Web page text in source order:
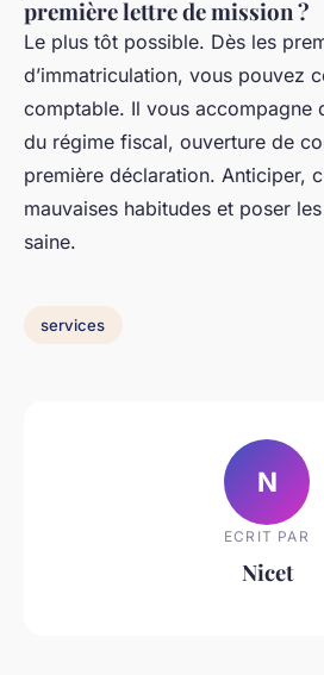
première lettre de mission ?
Le plus tôt possible. Dès les
d’immatriculation, vous pouvez
comptable. Il vous accompagne
du régime fiscal, ouverture de
première déclaration. Anticiper,
mauvaises habitudes et poser
saine.
services
N
ECRIT PAR
Nicet